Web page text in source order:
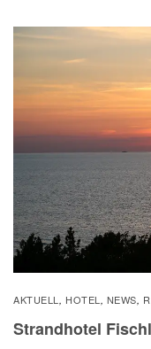
AKTUELL, HOTEL, NEWS,
Strandhotel